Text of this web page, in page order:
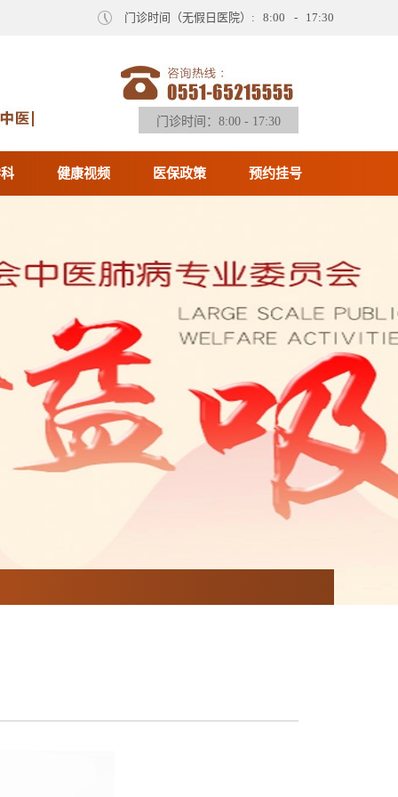
门诊时间（无假日医院）: 8:00 - 17:30
门诊时间：8:00 - 17:30
健康视频 医保政策 预约挂号